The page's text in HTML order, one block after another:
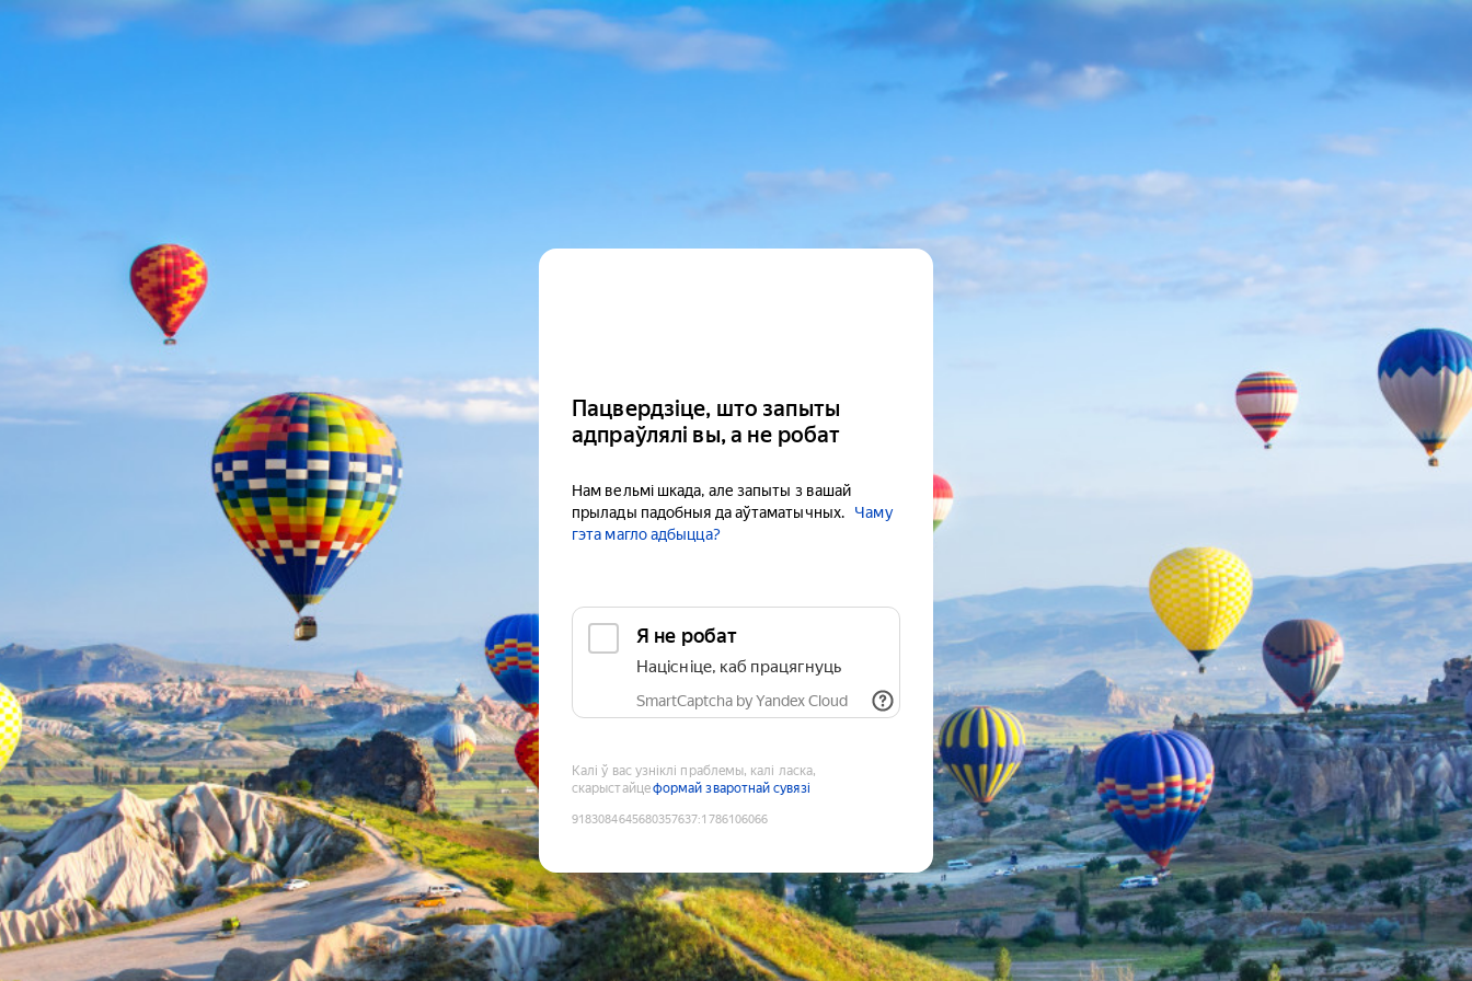
Пацвердзіце, што запыты
адпраўлялі вы, а не робат
Нам вельмі шкада, але запыты з вашай
прылады падобныя да аўтаматычных.
Чаму
гэта магло адбыцца?
Я не робат
Націсніце, каб працягнуць
SmartCaptcha by Yandex Cloud
Калі ў вас узніклі праблемы, калі ласка,
скарыстайцеформай зваротнай сувязі
9183084645680357637:1786106066